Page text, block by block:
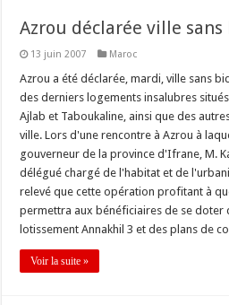
Azrou déclarée ville
13 juin 2007 Maroc
Azrou a été déclarée, mardi, ville sans
des derniers logements insalubres
Ajlab et Taboukaline, ainsi que des
ville. Lors d'une rencontre à Azrou à
gouverneur de la province d'Ifrane, M.
délégué chargé de l'habitat et de
relevé que cette opération profitant à
permettra aux bénéficiaires de se doter
lotissement Annakhil 3 et des plans de
Voir la suite »